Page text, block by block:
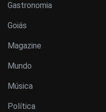
Gastronomia
Goiás
Magazine
Mundo
Música
Política